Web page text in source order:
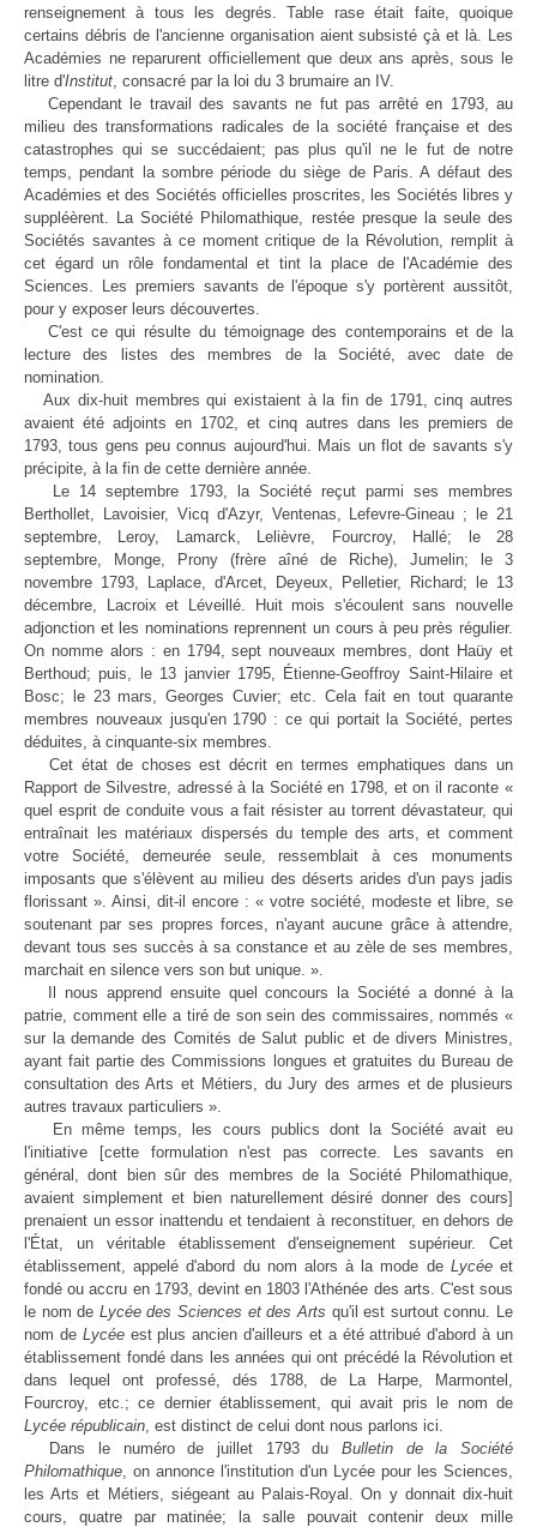
renseignement à tous les degrés. Table rase était faite, quoique
certains débris de l'ancienne organisation aient subsisté çà et là. Les
Académies ne reparurent officiellement que deux ans après, sous le
litre d'Institut, consacré par la loi du 3 brumaire an IV.
Cependant le travail des savants ne fut pas arrêté en 1793, au
milieu des transformations radicales de la société française et des
catastrophes qui se succédaient; pas plus qu'il ne le fut de notre
temps, pendant la sombre période du siège de Paris. A défaut des
Académies et des Sociétés officielles proscrites, les Sociétés libres y
suppléèrent. La Société Philomathique, restée presque la seule des
Sociétés savantes à ce moment critique de la Révolution, remplit à
cet égard un rôle fondamental et tint la place de l'Académie des
Sciences. Les premiers savants de l'époque s'y portèrent aussitôt,
pour y exposer leurs découvertes.
C'est ce qui résulte du témoignage des contemporains et de la
lecture des listes des membres de la Société, avec date de
nomination.
Aux dix-huit membres qui existaient à la fin de 1791, cinq autres
avaient été adjoints en 1702, et cinq autres dans les premiers de
1793, tous gens peu connus aujourd'hui. Mais un flot de savants s'y
précipite, à la fin de cette dernière année.
Le 14 septembre 1793, la Société reçut parmi ses membres
Berthollet, Lavoisier, Vicq d'Azyr, Ventenas, Lefevre-Gineau ; le 21
septembre, Leroy, Lamarck, Lelièvre, Fourcroy, Hallé; le 28
septembre, Monge, Prony (frère aîné de Riche), Jumelin; le 3
novembre 1793, Laplace, d'Arcet, Deyeux, Pelletier, Richard; le 13
décembre, Lacroix et Léveillé. Huit mois s'écoulent sans nouvelle
adjonction et les nominations reprennent un cours à peu près régulier.
On nomme alors : en 1794, sept nouveaux membres, dont Haüy et
Berthoud; puis, le 13 janvier 1795, Étienne-Geoffroy Saint-Hilaire et
Bosc; le 23 mars, Georges Cuvier; etc. Cela fait en tout quarante
membres nouveaux jusqu'en 1790 : ce qui portait la Société, pertes
déduites, à cinquante-six membres.
Cet état de choses est décrit en termes emphatiques dans un
Rapport de Silvestre, adressé à la Société en 1798, et on il raconte «
quel esprit de conduite vous a fait résister au torrent dévastateur, qui
entraînait les matériaux dispersés du temple des arts, et comment
votre Société, demeurée seule, ressemblait à ces monuments
imposants que s'élèvent au milieu des déserts arides d'un pays jadis
florissant ». Ainsi, dit-il encore : « votre société, modeste et libre, se
soutenant par ses propres forces, n'ayant aucune grâce à attendre,
devant tous ses succès à sa constance et au zèle de ses membres,
marchait en silence vers son but unique. ».
Il nous apprend ensuite quel concours la Société a donné à la
patrie, comment elle a tiré de son sein des commissaires, nommés «
sur la demande des Comités de Salut public et de divers Ministres,
ayant fait partie des Commissions longues et gratuites du Bureau de
consultation des Arts et Métiers, du Jury des armes et de plusieurs
autres travaux particuliers ».
En même temps, les cours publics dont la Société avait eu
l'initiative [cette formulation n'est pas correcte. Les savants en
général, dont bien sûr des membres de la Société Philomathique,
avaient simplement et bien naturellement désiré donner des cours]
prenaient un essor inattendu et tendaient à reconstituer, en dehors de
l'État, un véritable établissement d'enseignement supérieur. Cet
établissement, appelé d'abord du nom alors à la mode de Lycéeet
fondé ou accru en 1793, devint en 1803 l'Athénée des arts. C'est sous
le nom de Lycée des Sciences et des Arts qu'il est surtout connu. Le
nom de Lycéeest plus ancien d'ailleurs et a été attribué d'abord à un
établissement fondé dans les années qui ont précédé la Révolution et
dans lequel ont professé, dés 1788, de La Harpe, Marmontel,
Fourcroy, etc.; ce dernier établissement, qui avait pris le nom de
Lycée républicain, est distinct de celui dont nous parlons ici.
Dans le numéro de juillet 1793 du Bulletin de la Société
Philomathique, on annonce l'institution d'un Lycée pour les Sciences,
les Arts et Métiers, siégeant au Palais-Royal. On y donnait dix-huit
cours, quatre par matinée; la salle pouvait contenir deux mille